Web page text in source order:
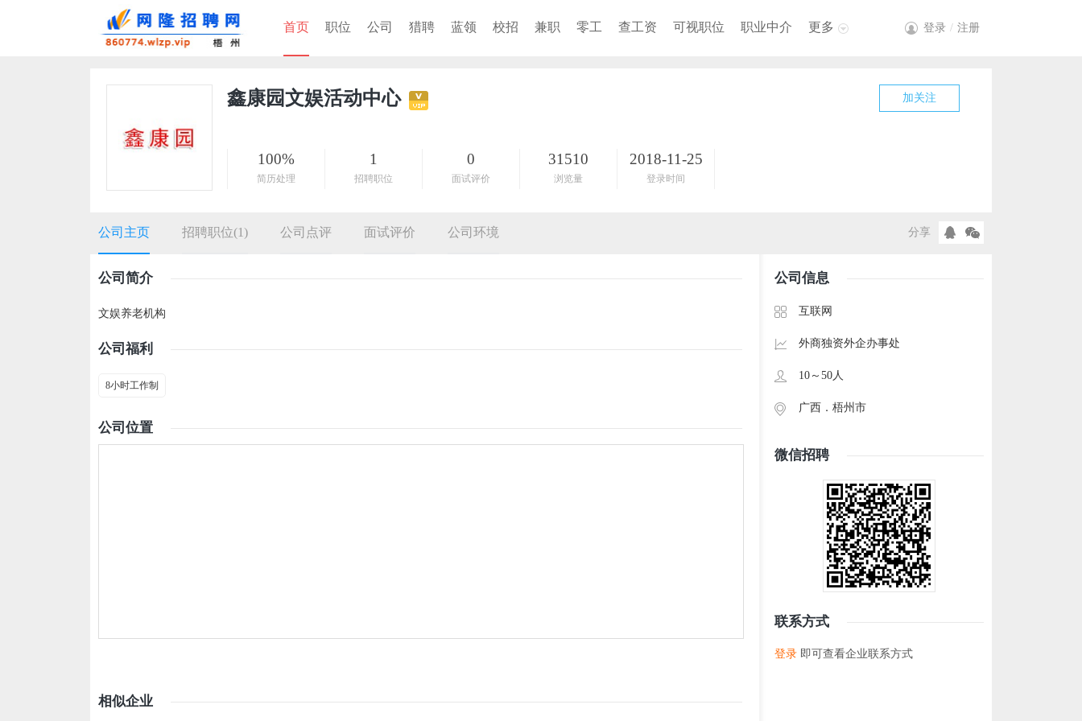
首页 职位 公司 猎聘 蓝领 校招 兼职 零工 查工资 可视职位 职业中介 更多 登录 / 注册
鑫康园文娱活动中心 加关注
100%
简历处理
1
招聘职位
0
面试评价
31510
浏览量
2018-11-25
登录时间
公司主页 招聘职位(1) 公司点评 面试评价 公司环境 分享
公司简介
文娱养老机构
公司福利
8小时工作制
公司位置
相似企业
公司信息
互联网
外商独资外企办事处
10～50人
广西． 梧州市
微信招聘
联系方式
登录 即可查看企业联系方式